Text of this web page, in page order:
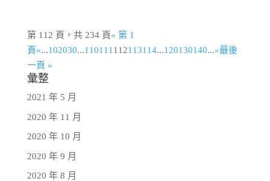
第 112 頁，共 234 頁« 第 1
頁«...102030...110111 112113114...120130140...»最後
一頁 »
彙整
2021 年 5 月
2020 年 11 月
2020 年 10 月
2020 年 9 月
2020 年 8 月